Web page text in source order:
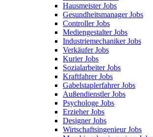
Hausmeister Jobs
Gesundheitsmanager Jobs
Controller Jobs
Mediengestalter Jobs
Industriemechaniker Jobs
Verkäufer Jobs
Kurier Jobs
Sozialarbeiter Jobs
Kraftfahrer Jobs
Gabelstaplerfahrer Jobs
Außendienstler Jobs
Psychologe Jobs
Erzieher Jobs
Designer Jobs
Wirtschaftsingenieur Jobs